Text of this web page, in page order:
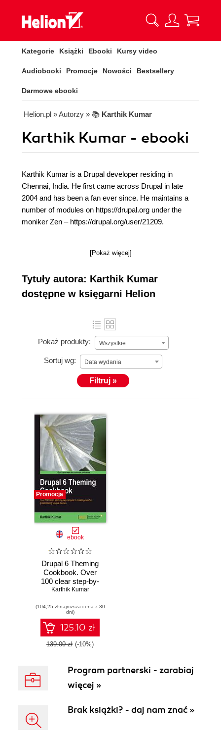
Kategorie Książki Ebooki Kursy video
Audiobooki Promocje Nowości Bestsellery
Darmowe ebooki
Helion.pl » Autorzy » 📚 Karthik Kumar
Karthik Kumar - ebooki
Karthik Kumar is a Drupal developer residing in
Chennai, India. He first came across Drupal in late
2004 and has been a fan ever since. He maintains a
number of modules on https://drupal.org under the
moniker Zen – https://drupal.org/user/21209.
[Pokaż więcej]
Tytuły autora: Karthik Kumar
dostępne w księgarni Helion
Pokaż produkty: Wszystkie
Sortuj wg: Data wydania
Filtruj »
Promocja
ebook
Drupal 6 Theming
Cookbook. Over
100 clear step-by-
step recipes to
great-looking
Drupal themes
Karthik Kumar
(104,25 zł najniższa cena z 30
dni)
125.10 zł
139.00 zł (-10%)
Program partnerski - zarabiaj
więcej »
Brak książki? - daj nam znać »